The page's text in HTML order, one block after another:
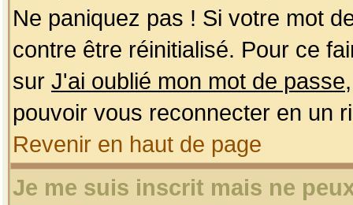
Ne paniquez pas ! Si votre mot
contre être réinitialisé. Pour ce
sur J'ai oublié mon mot de passe
pouvoir vous reconnecter en un
Revenir en haut de page
Je me suis inscrit mais ne